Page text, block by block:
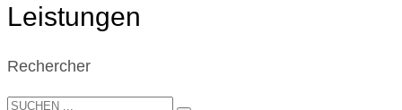
Leistungen
Rechercher